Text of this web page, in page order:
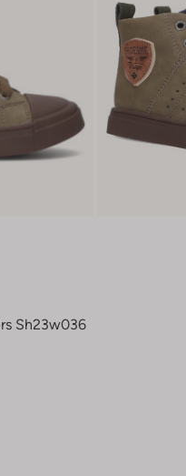
Sh23w036